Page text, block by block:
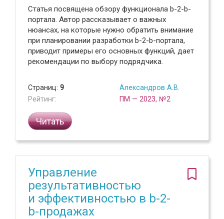
Статья посвящена обзору функционала b-2-b-
портала. Автор рассказывает о важных
нюансах, на которые нужно обратить внимание
при планировании разработки b-2-b-портала,
приводит примеры его основных функций, дает
рекомендации по выбору подрядчика.
Страниц: 9
Рейтинг:
Александров А.В.
ПМ — 2023, №2
Читать
Управление
результативностью
и эффективностью в b-2-
b-продажах